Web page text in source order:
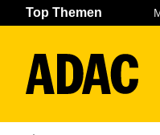
NavigationTop Themen